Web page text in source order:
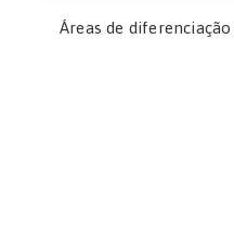
Áreas de diferenciação